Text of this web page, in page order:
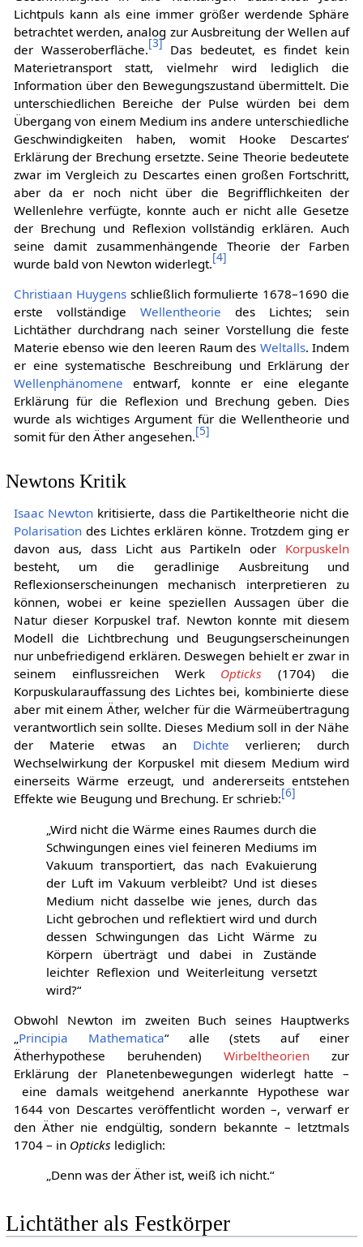
Lichtpuls kann als eine immer größer werdende Sphäre
betrachtet werden, analog zur Ausbreitung der Wellen auf
der Wasseroberfläche.[3] Das bedeutet, es findet kein
Materietransport statt, vielmehr wird lediglich die
Information über den Bewegungszustand übermittelt. Die
unterschiedlichen Bereiche der Pulse würden bei dem
Übergang von einem Medium ins andere unterschiedliche
Geschwindigkeiten haben, womit Hooke Descartes’
Erklärung der Brechung ersetzte. Seine Theorie bedeutete
zwar im Vergleich zu Descartes einen großen Fortschritt,
aber da er noch nicht über die Begrifflichkeiten der
Wellenlehre verfügte, konnte auch er nicht alle Gesetze
der Brechung und Reflexion vollständig erklären. Auch
seine damit zusammenhängende Theorie der Farben
wurde bald von Newton widerlegt.[4]
Christiaan Huygensschließlich formulierte 1678–1690 die
erste vollständige Wellentheorie des Lichtes; sein
Lichtäther durchdrang nach seiner Vorstellung die feste
Materie ebenso wie den leeren Raum des Weltalls. Indem
er eine systematische Beschreibung und Erklärung der
Wellenphänomene entwarf, konnte er eine elegante
Erklärung für die Reflexion und Brechung geben. Dies
wurde als wichtiges Argument für die Wellentheorie und
somit für den Äther angesehen.[5]
Newtons Kritik
Isaac Newtonkritisierte, dass die Partikeltheorie nicht die
Polarisationdes Lichtes erklären könne. Trotzdem ging er
davon aus, dass Licht aus Partikeln oder Korpuskeln
besteht, um die geradlinige Ausbreitung und
Reflexionserscheinungen mechanisch interpretieren zu
können, wobei er keine speziellen Aussagen über die
Natur dieser Korpuskel traf. Newton konnte mit diesem
Modell die Lichtbrechung und Beugungserscheinungen
nur unbefriedigend erklären. Deswegen behielt er zwar in
seinem einflussreichen Werk Opticks (1704) die
Korpuskularauffassung des Lichtes bei, kombinierte diese
aber mit einem Äther, welcher für die Wärmeübertragung
verantwortlich sein sollte. Dieses Medium soll in der Nähe
der Materie etwas an Dichte verlieren; durch
Wechselwirkung der Korpuskel mit diesem Medium wird
einerseits Wärme erzeugt, und andererseits entstehen
Effekte wie Beugung und Brechung. Er schrieb:[6]
„Wird nicht die Wärme eines Raumes durch die
Schwingungen eines viel feineren Mediums im
Vakuum transportiert, das nach Evakuierung
der Luft im Vakuum verbleibt? Und ist dieses
Medium nicht dasselbe wie jenes, durch das
Licht gebrochen und reflektiert wird und durch
dessen Schwingungen das Licht Wärme zu
Körpern überträgt und dabei in Zustände
leichter Reflexion und Weiterleitung versetzt
wird?“
Obwohl Newton im zweiten Buch seines Hauptwerks
Principia Mathematica“ alle (stets auf einer
Ätherhypothese beruhenden)Wirbeltheorien zur
Erklärung der Planetenbewegungen widerlegt hatte –
eine damals weitgehend anerkannte Hypothese war
1644 von Descartes veröffentlicht worden –, verwarf er
den Äther nie endgültig, sondern bekannte – letztmals
1704 – in Opticks lediglich:
„Denn was der Äther ist, weiß ich nicht.“
Lichtäther als Festkörper